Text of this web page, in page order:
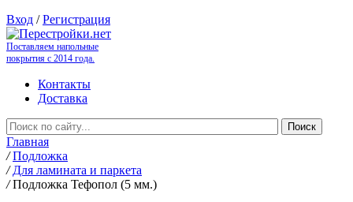
Вход /Регистрация
Поставляем напольные
покрытия с 2014 года.
Контакты
Доставка
Главная
/ Подложка
/ Для ламината и паркета
/ Подложка Тефопол (5 мм.)